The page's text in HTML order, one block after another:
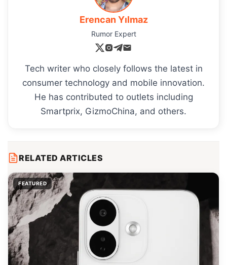
Erencan Yılmaz
Rumor Expert
Tech writer who closely follows the latest in
consumer technology and mobile innovation.
He has contributed to outlets including
Smartprix, GizmoChina, and others.
RELATED ARTICLES
FEATURED